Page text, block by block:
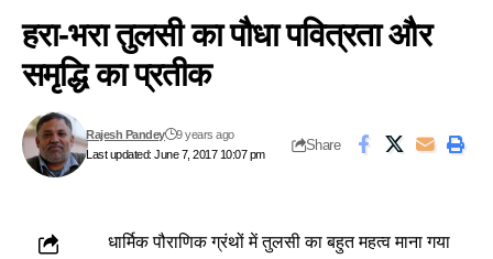
हरा-भरा तुलसी का पौधा पवित्रता और
समृद्धि का प्रतीक
Last updated: June 7, 2017 10:07 pm
Rajesh Pandey 9 years ago
Share
धार्मिक पौराणिक ग्रंथों में तुलसी का बहुत महत्व माना गया